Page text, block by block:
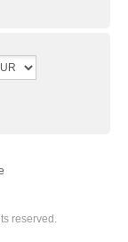
reserved.